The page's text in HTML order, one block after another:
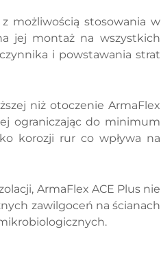
możliwością stosowania w
jej montaż na wszystkich
i powstawania strat
niż otoczenie ArmaFlex
ograniczając do minimum
korozji rur co wpływa na
ArmaFlex ACE Plus nie
zawilgoceń na ścianach